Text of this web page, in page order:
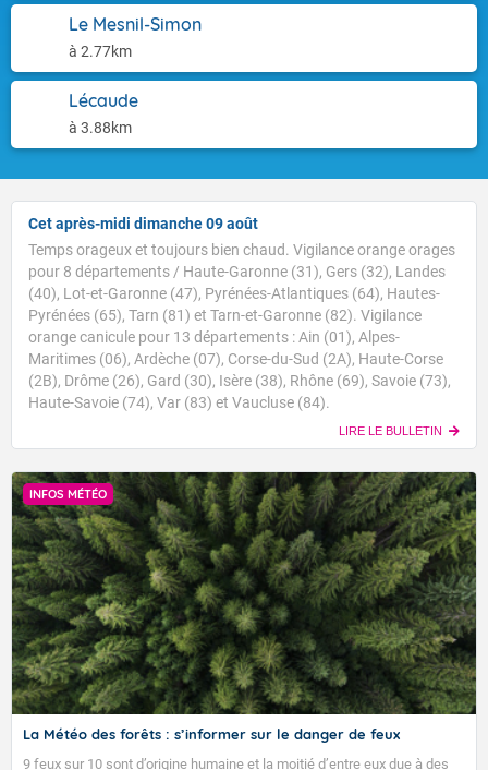
Le Mesnil-Simon
à 2.77km
Lécaude
à 3.88km
Cet après-midi dimanche 09 août
Temps orageux et toujours bien chaud. Vigilance orange orages
pour 8 départements / Haute-Garonne (31), Gers (32), Landes
(40), Lot-et-Garonne (47), Pyrénées-Atlantiques (64), Hautes-
Pyrénées (65), Tarn (81) et Tarn-et-Garonne (82). Vigilance
orange canicule pour 13 départements : Ain (01), Alpes-
Maritimes (06), Ardèche (07), Corse-du-Sud (2A), Haute-Corse
(2B), Drôme (26), Gard (30), Isère (38), Rhône (69), Savoie (73),
Haute-Savoie (74), Var (83) et Vaucluse (84).
LIRE LE BULLETIN
INFOS MÉTÉO
La Météo des forêts : s’informer sur le danger de feux
9 feux sur 10 sont d’origine humaine et la moitié d’entre eux due à des